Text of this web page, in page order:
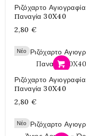
Ριζόχαρτο Αγιογραφία
Παναγία 30X40
2,80 €
Νέο
Ριζόχαρτο Αγιογραφία
Παναγία 30X40
2,80 €
Νέο